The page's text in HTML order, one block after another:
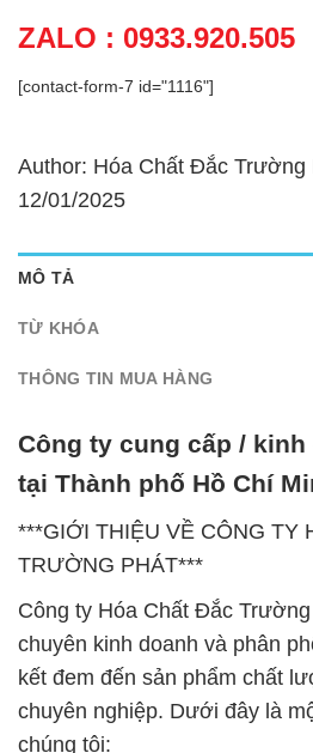
ZALO : 0933.920.505
[contact-form-7 id="1116"]
Author: Hóa Chất Đắc Trường
12/01/2025
MÔ TẢ
TỪ KHÓA
THÔNG TIN MUA HÀNG
Công ty cung cấp /
tại Thành phố Hồ Chí
***GIỚI THIỆU VỀ CÔNG TY
TRƯỜNG PHÁT***
Công ty Hóa Chất Đắc
chuyên kinh doanh và phân
kết đem đến sản phẩm chất
chuyên nghiệp. Dưới đây là
chúng tôi: